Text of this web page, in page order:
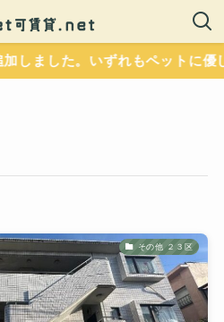
しい設備が整っています。
その他 ２３区